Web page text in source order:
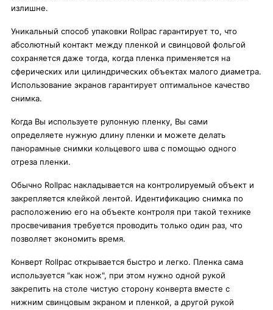
излишне.
Уникальный способ упаковки Rollpac гарантирует то, что
абсолютный контакт между пленкой и свинцовой фольгой
сохраняется даже тогда, когда пленка применяется на
сферических или цилиндрических объектах малого диаметра.
Использование экранов гарантирует оптимальное качество
снимка.
Когда Вы используете рулонную пленку, Вы сами
определяете нужную длину пленки и можете делать
панорамные снимки кольцевого шва с помощью одного
отреза пленки.
Обычно Rollpac накладывается на контролируемый объект и
закрепляется клейкой лентой. Идентификацию снимка по
расположению его на объекте контроля при такой технике
просвечивания требуется проводить только один раз, что
позволяет экономить время.
Конверт Rollpac открывается быстро и легко. Пленка сама
используется "как нож", при этом нужно одной рукой
закрепить на столе чистую сторону конверта вместе с
нижним свинцовым экраном и пленкой, а другой рукой